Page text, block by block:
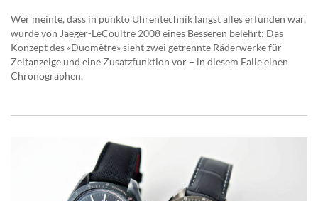
Wer meinte, dass in punkto Uhrentechnik längst alles erfunden war,
wurde von Jaeger-LeCoultre 2008 eines Besseren belehrt: Das
Konzept des «Duomètre» sieht zwei getrennte Räderwerke für
Zeitanzeige und eine Zusatzfunktion vor – in diesem Falle einen
Chronographen.